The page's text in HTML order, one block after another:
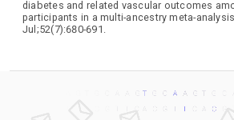
EPO
ERBB4 ERLIN1 ERN1 ETAA1
EVA1B EYA1 EYA2 FADS2 FAF1
GCDH GCK GCKR
GLP2R GLRA1
diabetes and related vascular outcomes
participants in a multi-ancestry meta-
Jul;52(7):680-691.